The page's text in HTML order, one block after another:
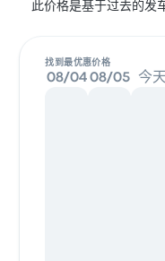
此价格是基于过去的发
找到最优惠价格
08/04 08/05 今天